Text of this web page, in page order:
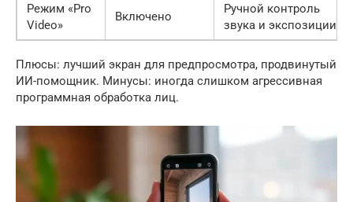
Режим «Pro
Video»
Включено
Ручной контроль
звука и экспозиции
Плюсы: лучший экран для предпросмотра, продвинутый
ИИ-помощник. Минусы: иногда слишком агрессивная
программная обработка лиц.